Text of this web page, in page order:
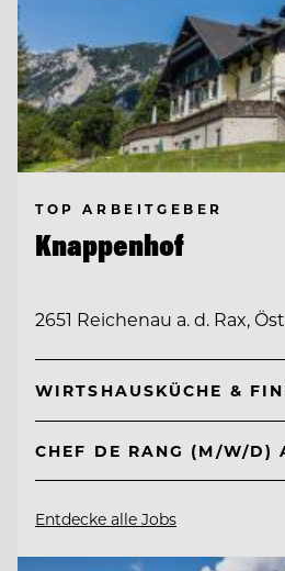
TOP ARBEITGEBER
Knappenhof
2651 Reichenau a. d. Rax,
WIRTSHAUSKÜCHE &
CHEF DE RANG (M/W/D)
Entdecke alle Jobs